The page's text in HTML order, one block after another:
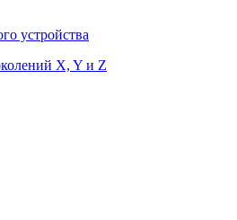
устройства
X, Y и Z